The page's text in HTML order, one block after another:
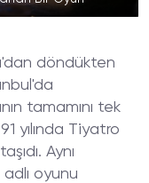
döndükten
tamamını tek
yılında Tiyatro
Aynı
oyunu